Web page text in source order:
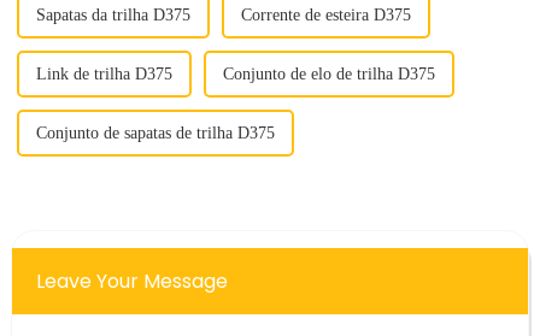
Sapatas da trilha D375 Corrente de esteira D375
Link de trilha D375 Conjunto de elo de trilha D375
Conjunto de sapatas de trilha D375
Leave Your Message